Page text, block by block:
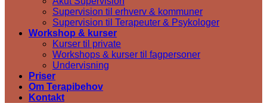
Supervision til erhverv & kommuner
Supervision til Terapeuter & Psykologer
Workshop & kurser
Kurser til private
Workshops & kurser til fagpersoner
Undervisning
Priser
Om Terapibehov
Kontakt